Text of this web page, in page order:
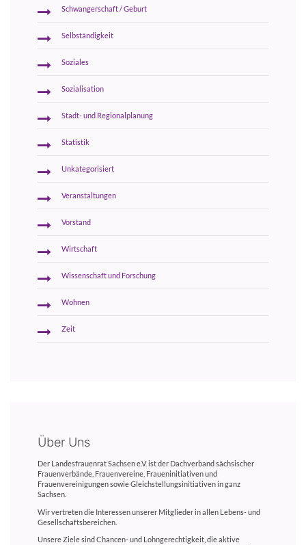
Schwangerschaft / Geburt
Selbständigkeit
Soziales
Sozialisation
Stadt- und Regionalplanung
Statistik
Unkategorisiert
Veranstaltungen
Vorstand
Wirtschaft
Wissenschaft und Forschung
Wohnen
Zeit
Über Uns
Der Landesfrauenrat Sachsen e.V. ist der Dachverband sächsischer
Frauenverbände, Frauenvereine, Fraueninitiativen und
Frauenvereinigungen sowie Gleichstellungsinitiativen in ganz
Sachsen.
Wir vertreten die Interessen unserer Mitglieder in allen Lebens- und
Gesellschaftsbereichen.
Unsere Ziele sind Chancen- und Lohngerechtigkeit, die aktive